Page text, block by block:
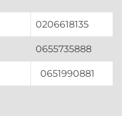
0206618135
0655735888
0651990881